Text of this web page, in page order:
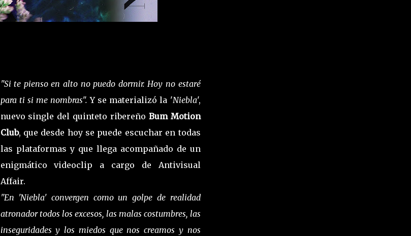
"Si te pienso en alto no puedo dormir. Hoy no estaré
para ti si me nombras".Y se materializó la 'Niebla',
nuevo single del quinteto ribereño Bum Motion
Club, que desde hoy se puede escuchar en todas
las plataformas y que llega acompañado de un
enigmático videoclip a cargo de Antivisual
Affair.
"En 'Niebla' convergen como un golpe de realidad
atronador todos los excesos, las malas costumbres, las
inseguridades y los miedos que nos creamos y nos